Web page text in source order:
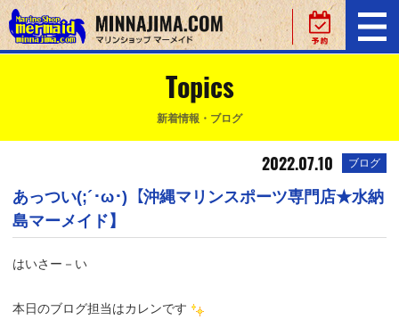
Topics
新着情報・ブログ
2022.07.10 ブログ
あっつい(;´･ω･)【沖縄マリンスポーツ専門店★水納
島マーメイド】
はいさー－い
本日のブログ担当はカレンです